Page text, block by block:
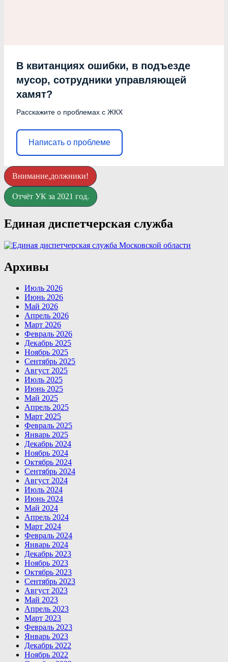
В квитанциях ошибки, в подъезде
мусор, сотрудники управляющей
хамят?
Расскажите о проблемах с ЖКХ
Написать о проблеме
Внимание,должники!
Отчёт УК за 2021 год.
Единая диспетчерская служба
Архивы
Июль 2026
Июнь 2026
Май 2026
Апрель 2026
Март 2026
Февраль 2026
Декабрь 2025
Ноябрь 2025
Сентябрь 2025
Август 2025
Июль 2025
Июнь 2025
Май 2025
Апрель 2025
Март 2025
Февраль 2025
Январь 2025
Декабрь 2024
Ноябрь 2024
Октябрь 2024
Сентябрь 2024
Август 2024
Июль 2024
Июнь 2024
Май 2024
Апрель 2024
Март 2024
Февраль 2024
Январь 2024
Декабрь 2023
Ноябрь 2023
Октябрь 2023
Сентябрь 2023
Август 2023
Май 2023
Апрель 2023
Март 2023
Февраль 2023
Январь 2023
Декабрь 2022
Ноябрь 2022